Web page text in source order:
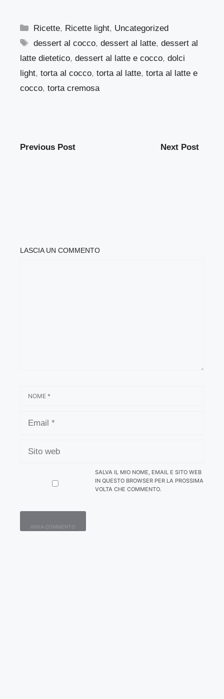
Categorie
Ricette, Ricette light, Uncategorized
Tag
dessert al cocco,dessert al latte,dessert al
latte dietetico, dessert al latte e cocco, dolci
light, torta al cocco, torta al latte, torta al latte e
cocco, torta cremosa
Previous Post Next Post
LASCIA UN COMMENTO
WEB
SALVA IL MIO NOME, EMAIL E SITO WEB
IN QUESTO BROWSER PER LA PROSSIMA
VOLTA CHE COMMENTO.